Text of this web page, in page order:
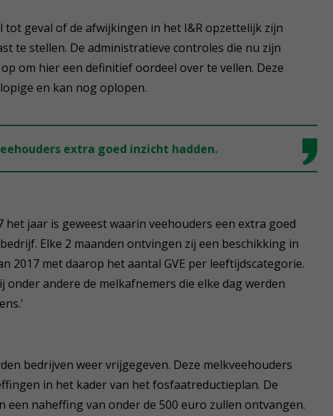
tot geval of de afwijkingen in het I&R opzettelijk zijn
te stellen. De administratieve controles die nu zijn
om hier een definitief oordeel over te vellen. Deze
en kan nog oplopen.
extra goed inzicht hadden.
jaar is geweest waarin veehouders een extra goed
Elke 2 maanden ontvingen zij een beschikking in
2017 met daarop het aantal GVE per leeftijdscategorie.
andere de melkafnemers die elke dag werden
bedrijven weer vrijgegeven. Deze melkveehouders
in het kader van het fosfaatreductieplan. De
een naheffing van onder de 500 euro zullen ontvangen.